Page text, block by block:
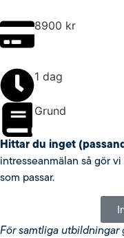
8900 kr
1 dag
Grund
Hittar du inget
intresseanmälan så gör
som passar.
För samtliga utbildningar